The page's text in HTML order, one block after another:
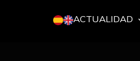
ACTUALIDAD